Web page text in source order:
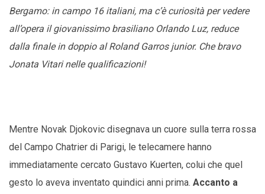
Bergamo: in campo 16 italiani, ma c’è curiosità per vedere
all’opera il giovanissimo brasiliano Orlando Luz, reduce
dalla finale in doppio al Roland Garros junior. Che bravo
Jonata Vitari nelle qualificazioni!
Mentre Novak Djokovic disegnava un cuore sulla terra rossa
del Campo Chatrier di Parigi, le telecamere hanno
immediatamente cercato Gustavo Kuerten, colui che quel
gesto lo aveva inventato quindici anni prima. Accanto a